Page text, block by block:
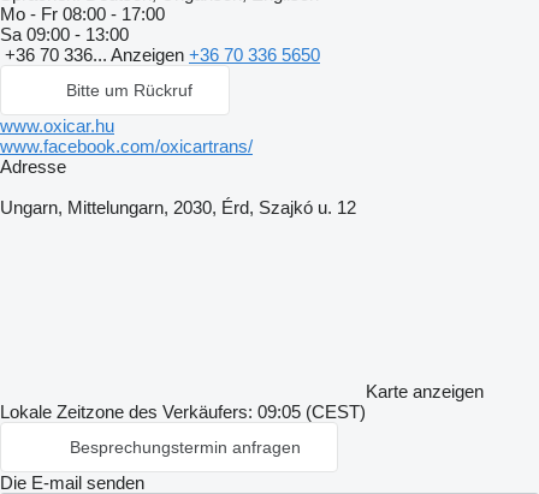
Mo - Fr 08:00 - 17:00
Sa 09:00 - 13:00
+36 70 336... Anzeigen +36 70 336 5650
Bitte um Rückruf
www.oxicar.hu
www.facebook.com/oxicartrans/
Adresse
Ungarn, Mittelungarn, 2030, Érd, Szajkó u. 12
Karte anzeigen
Lokale Zeitzone des Verkäufers: 09:05 (CEST)
Besprechungstermin anfragen
Die E-mail senden